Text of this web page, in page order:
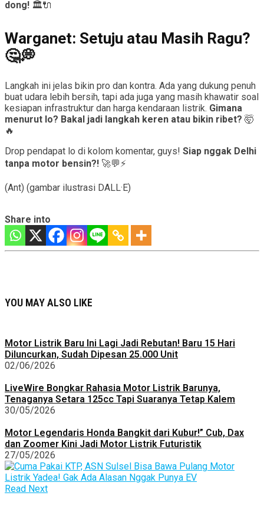
dong! 🏛️🔌
Warganet: Setuju atau Masih Ragu?
🤔💭
Langkah ini jelas bikin pro dan kontra. Ada yang dukung penuh
buat udara lebih bersih, tapi ada juga yang masih khawatir soal
kesiapan infrastruktur dan harga kendaraan listrik. Gimana
menurut lo? Bakal jadi langkah keren atau bikin ribet? 🤯
🔥
Drop pendapat lo di kolom komentar, guys! Siap nggak Delhi
tanpa motor bensin?! 🚀💬⚡
(Ant) (gambar ilustrasi DALL·E)
Share into
YOU MAY ALSO LIKE
Motor Listrik Baru Ini Lagi Jadi Rebutan! Baru 15 Hari
Diluncurkan, Sudah Dipesan 25.000 Unit
02/06/2026
LiveWire Bongkar Rahasia Motor Listrik Barunya,
Tenaganya Setara 125cc Tapi Suaranya Tetap Kalem
30/05/2026
Motor Legendaris Honda Bangkit dari Kubur!” Cub, Dax
dan Zoomer Kini Jadi Motor Listrik Futuristik
27/05/2026
Read Next